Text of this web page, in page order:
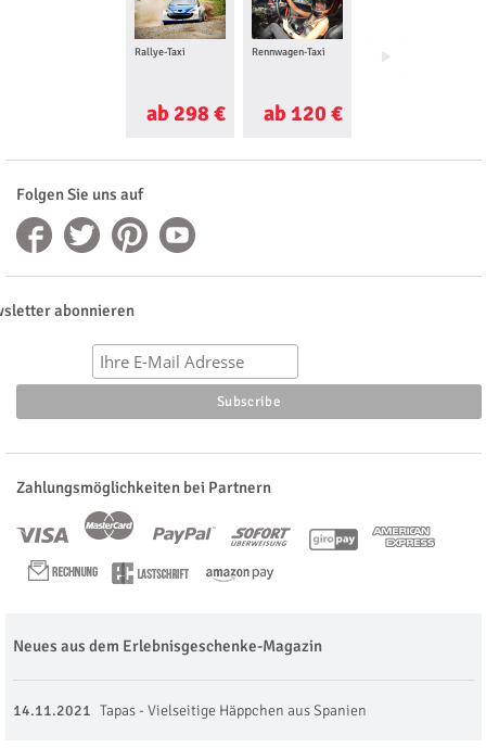
Rallye-Taxi
ab 298 €
Rennwagen-Taxi
ab 120 €
Drift Taxi
Folgen Sie uns auf
abonnieren
Zahlungsmöglichkeiten bei Partnern
Neues aus dem Erlebnisgeschenke-Magazin
14.11.2021 Tapas - Vielseitige Häppchen aus Spanien